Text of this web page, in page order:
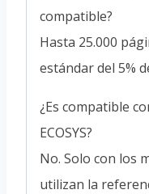
compatible?
Hasta 25.000
estándar del 5%
¿Es compatible
ECOSYS?
No. Solo con los
utilizan la